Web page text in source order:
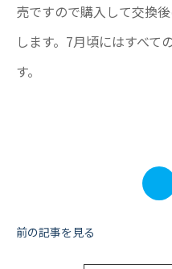
売ですので購入して交換
します。7月頃にはすべて
す。
投
前の記事を見る